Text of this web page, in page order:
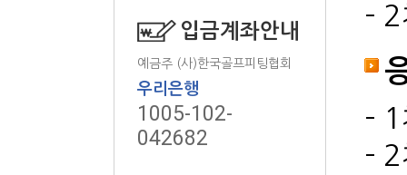
입금계좌안내
예금주 (사)한국골프피팅협회
우리은행
1005-102-
042682
- 2
- 1
- 2